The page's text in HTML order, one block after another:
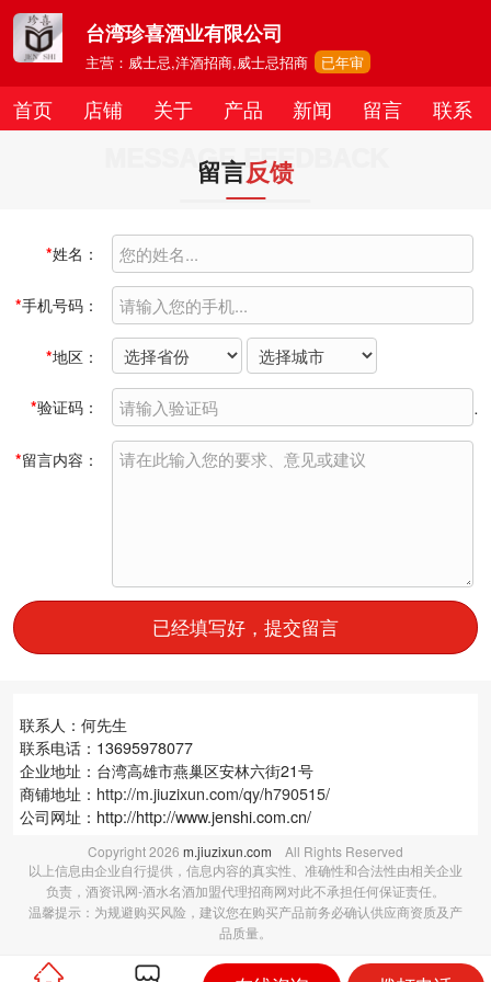
台湾珍喜酒业有限公司
主营：威士忌,洋酒招商,威士忌招商 已年审
首页 店铺 关于 产品 新闻 留言 联系
MESSAGE FEEDBACK
留言反馈
*姓名：
*手机号码：
*地区：
*验证码：
*留言内容：
已经填写好，提交留言
联系人：何先生
联系电话：13695978077
企业地址：台湾高雄市燕巢区安林六街21号
商铺地址： http://m.jiuzixun.com/qy/h790515/
公司网址：http://http://www.jenshi.com.cn/
Copyright2026 m.jiuzixun.com All Rights Reserved
以上信息由企业自行提供，信息内容的真实性、准确性和合法性由相关企业
负责，酒资讯网-酒水名酒加盟代理招商网对此不承担任何保证责任。
温馨提示：为规避购买风险，建议您在购买产品前务必确认供应商资质及产
品质量。